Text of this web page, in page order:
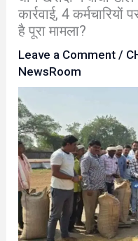
कार्रवाई, 4 कर्मचारियों
है पूरा मामला?
Leave a Comment /
NewsRoom